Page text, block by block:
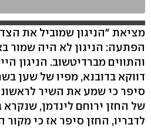
מציאת "הניגון שמוביל את
הפתעה: הניגון לא היה שמור
והתווים מברדיטשוב. הניגון
דווקא בדובנא, מפיו של שען
של החזן ירוחם לינדמן,
לדבריו, החזן סיפר אז כי מקור